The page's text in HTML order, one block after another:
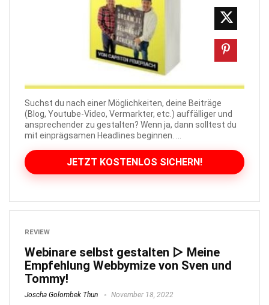
Suchst du nach einer Möglichkeiten, deine Beiträge
(Blog, Youtube-Video, Vermarkter, etc.) auffälliger und
ansprechender zu gestalten? Wenn ja, dann solltest du
mit einprägsamen Headlines beginnen. ...
JETZT KOSTENLOS SICHERN!
REVIEW
Webinare selbst gestalten ▷ Meine
Empfehlung Webbymize von Sven und
Tommy!
Joscha Golombek Thun November 18, 2022